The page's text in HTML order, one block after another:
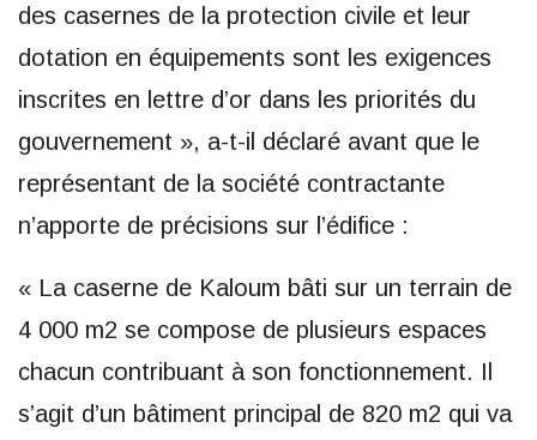
des casernes de la protection civile et leur
dotation en équipements sont les exigences
inscrites en lettre d’or dans les priorités du
gouvernement », a-t-il déclaré avant que le
représentant de la société contractante
n’apporte de précisions sur l’édifice :
« La caserne de Kaloum bâti sur un terrain de
4 000 m2 se compose de plusieurs espaces
chacun contribuant à son fonctionnement. Il
s’agit d’un bâtiment principal de 820 m2 qui va